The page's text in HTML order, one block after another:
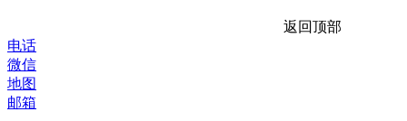
返回顶部
电话
微信
地图
邮箱